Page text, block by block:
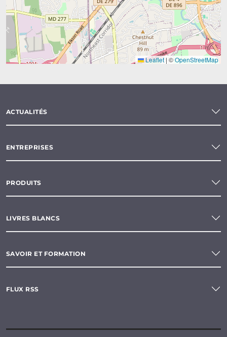
Leaflet | ©OpenStreetMap
ACTUALITÉS
ENTREPRISES
PRODUITS
LIVRES BLANCS
SAVOIR ET FORMATION
FLUX RSS